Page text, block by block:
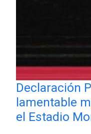
Declaración
lamentable
el Estadio